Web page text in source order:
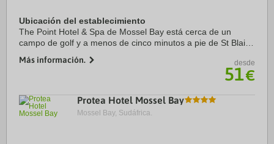
Ubicación del establecimiento
The Point Hotel & Spa de Mossel Bay está cerca de un
campo de golf y a menos de cinco minutos a pie de St Blaize
de playa se encuentra a 1,3 ...
Más información. desde
51€
Protea Hotel Mossel Bay
Mossel Bay, Sudáfrica.